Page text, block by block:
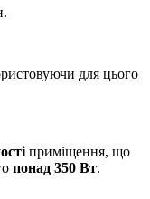
для цього
приміщення, що
понад 350 Вт.